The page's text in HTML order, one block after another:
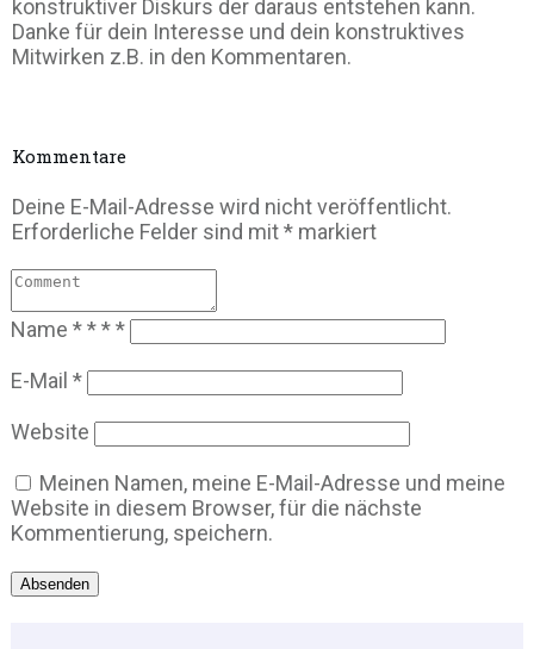
konstruktiver Diskurs der daraus entstehen kann.
Danke für dein Interesse und dein konstruktives
Mitwirken z.B. in den Kommentaren.
Kommentare
Deine E-Mail-Adresse wird nicht veröffentlicht.
Erforderliche Felder sind mit* markiert
Name ****
E-Mail *
Website
Meinen Namen, meine E-Mail-Adresse und meine
Website in diesem Browser, für die nächste
Kommentierung, speichern.
Absenden